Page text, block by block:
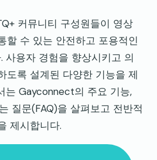
커뮤니티 구성원들이 영상
할 수 있는 안전하고 포용적인
사용자 경험을 향상시키고 의
도록 설계된 다양한 기능을 제
는 Gayconnect의 주요 기능,
질문(FAQ)을 살펴보고 전반적
제시합니다.